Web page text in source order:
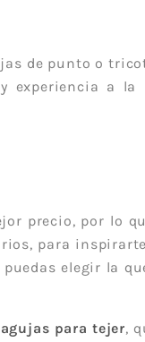
Seda
de punto o
experiencia a la
precio, por lo
para
elegir la
para tejer,